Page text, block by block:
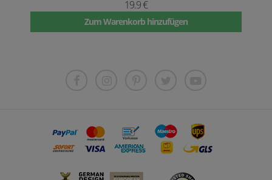
Warenkorb hinzufügen